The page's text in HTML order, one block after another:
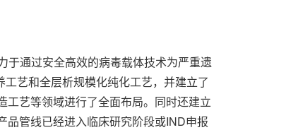
于通过安全高效的病毒载体技术为严重遗
艺和全层析规模化纯化工艺，并建立了
艺等领域进行了全面布局。同时还建立
品管线已经进入临床研究阶段或IND申报